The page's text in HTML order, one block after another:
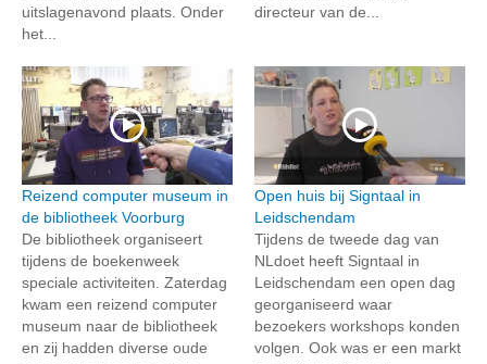
uitslagenavond plaats. Onder
het...
directeur van de...
Reizend computer museum in
de bibliotheek Voorburg
De bibliotheek organiseert
tijdens de boekenweek
speciale activiteiten. Zaterdag
kwam een reizend computer
museum naar de bibliotheek
en zij hadden diverse oude
Open huis bij Signtaal in
Leidschendam
Tijdens de tweede dag van
NLdoet heeft Signtaal in
Leidschendam een open dag
georganiseerd waar
bezoekers workshops konden
volgen. Ook was er een markt